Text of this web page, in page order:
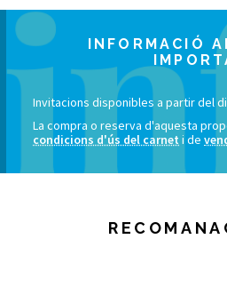
INFORMACIÓ
Invitacions disponibles a partir del
La compra o reserva d'aquesta
condicions d'ús del carnet i de